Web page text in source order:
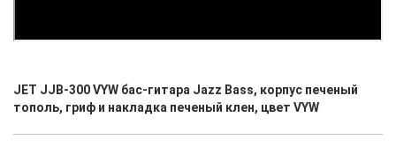
JET JJB-300 VYW бас-гитара Jazz Bass, корпус печеный
тополь, гриф и накладка печеный клен, цвет VYW